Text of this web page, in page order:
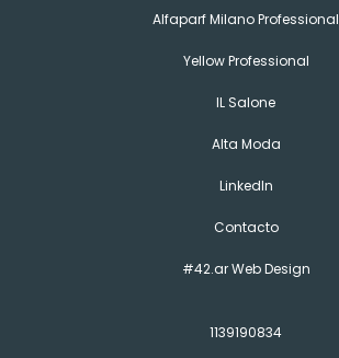
Alfaparf Milano Professional
Yellow Professional
IL Salone
Alta Moda
LinkedIn
Contacto
#42.ar Web Design
1139190834